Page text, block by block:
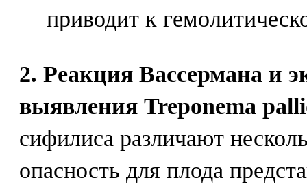
приводит к
2. Реакция Вассермана и
выявления Treponema
сифилиса различают
опасность для плода